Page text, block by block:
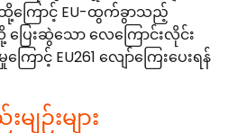
ကြောင့် EU-ထွက်ခွာသည့်
ြေးဆွဲသော လေကြောင်းလိုင်း
ောင့် EU261 လျော်ကြေးပေးရန်
မျဉ်းများ